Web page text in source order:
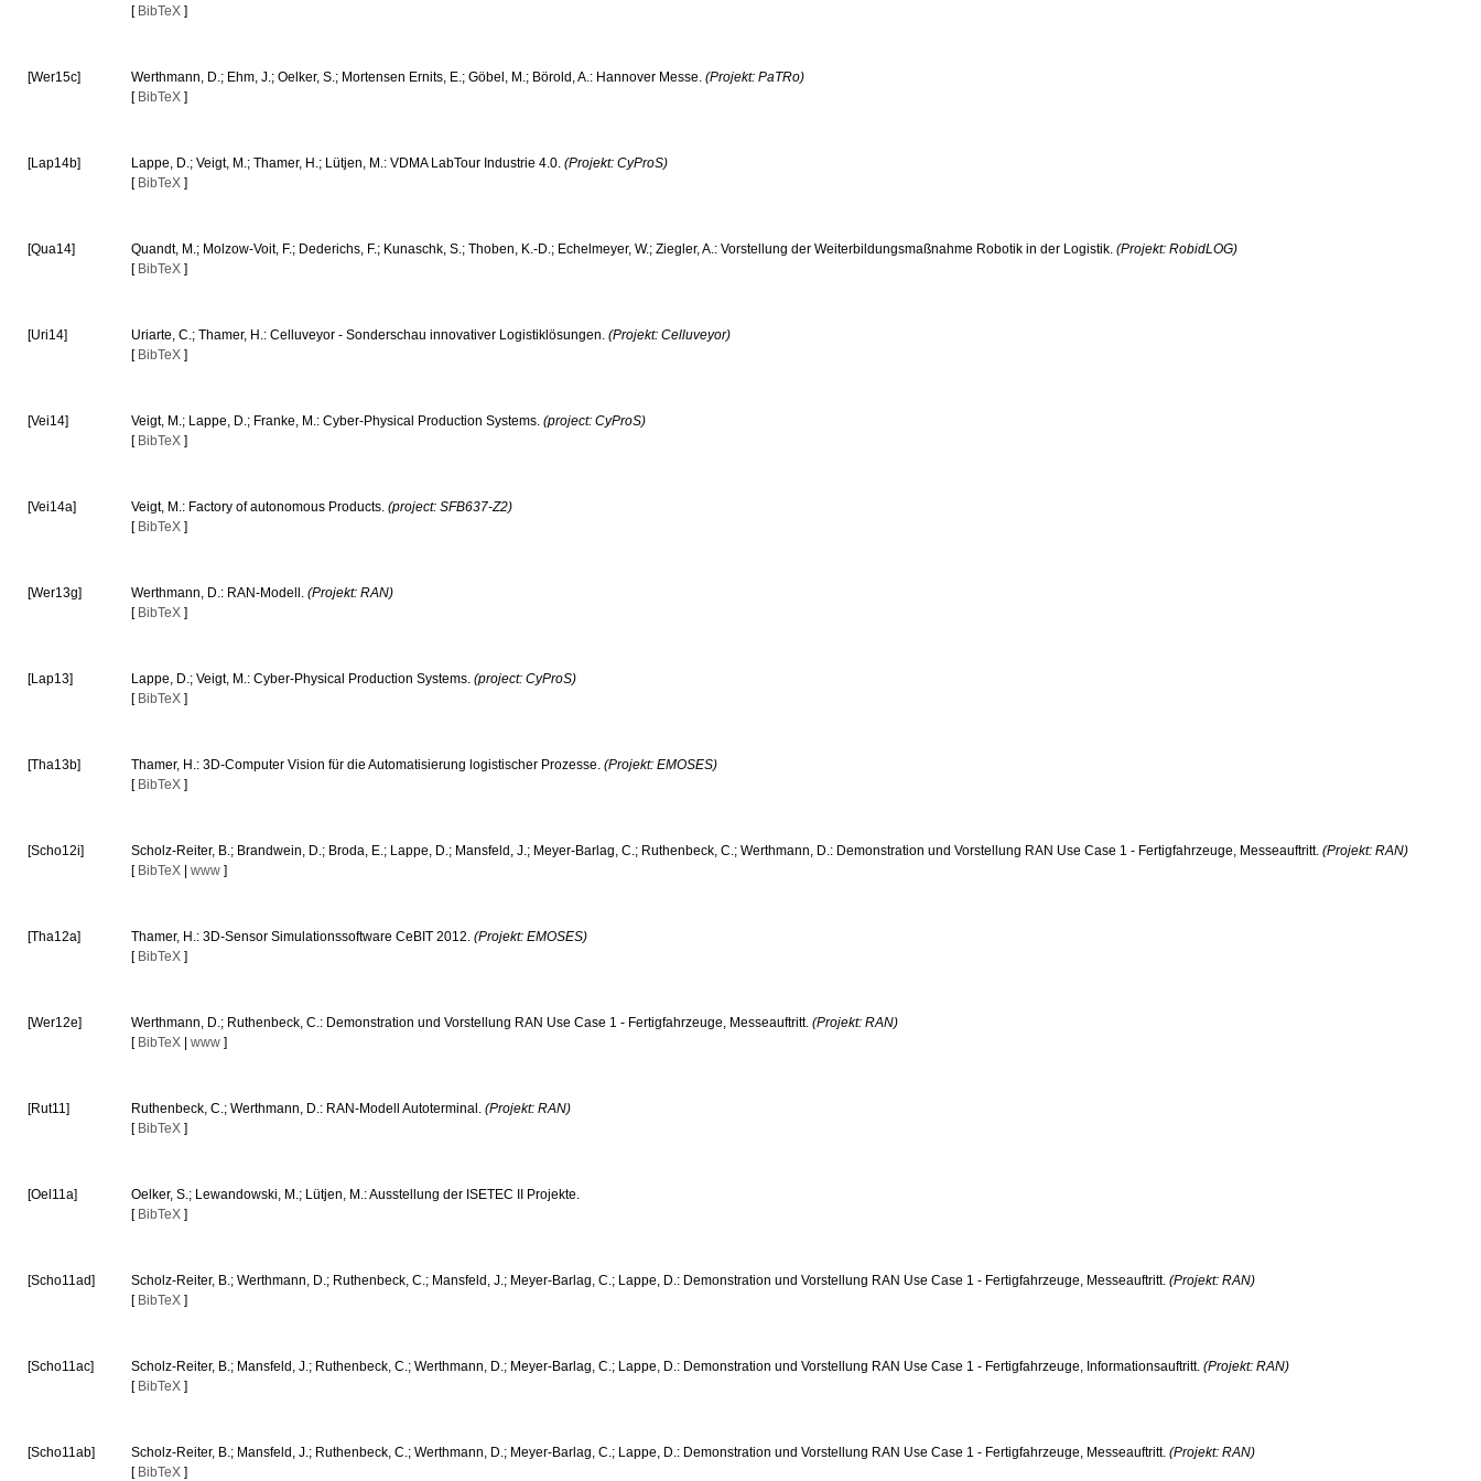
[ BibTeX ]
[Wer15c] Werthmann, D.; Ehm, J.; Oelker, S.; Mortensen Ernits, E.; Göbel, M.; Börold, A.: Hannover Messe.(Projekt: PaTRo)
[ BibTeX ]
[Lap14b] Lappe, D.; Veigt, M.; Thamer, H.; Lütjen, M.: VDMA LabTour Industrie 4.0.(Projekt: CyProS)
[ BibTeX ]
[Qua14] Quandt, M.; Molzow-Voit, F.; Dederichs, F.; Kunaschk, S.; Thoben, K.-D.; Echelmeyer, W.; Ziegler, A.: Vorstellung der Weiterbildungsmaßnahme Robotik in der Logistik.(Projekt: RobidLOG)
[ BibTeX ]
[Uri14] Uriarte, C.; Thamer, H.: Celluveyor - Sonderschau innovativer Logistiklösungen.(Projekt: Celluveyor)
[ BibTeX ]
[Vei14] Veigt, M.; Lappe, D.; Franke, M.: Cyber-Physical Production Systems.(project: CyProS)
[ BibTeX ]
[Vei14a] Veigt, M.: Factory of autonomous Products.(project: SFB637-Z2)
[ BibTeX ]
[Wer13g] Werthmann, D.: RAN-Modell.(Projekt: RAN)
[ BibTeX ]
[Lap13] Lappe, D.; Veigt, M.: Cyber-Physical Production Systems.(project: CyProS)
[ BibTeX ]
[Tha13b] Thamer, H.: 3D-Computer Vision für die Automatisierung logistischer Prozesse.(Projekt: EMOSES)
[ BibTeX ]
[Scho12i] Scholz-Reiter, B.; Brandwein, D.; Broda, E.; Lappe, D.; Mansfeld, J.; Meyer-Barlag, C.; Ruthenbeck, C.; Werthmann, D.: Demonstration und Vorstellung RAN Use Case 1 - Fertigfahrzeuge, Messeauftritt.(Projekt: RAN)
[ BibTeX |www ]
[Tha12a] Thamer, H.: 3D-Sensor Simulationssoftware CeBIT 2012.(Projekt: EMOSES)
[ BibTeX ]
[Wer12e] Werthmann, D.; Ruthenbeck, C.: Demonstration und Vorstellung RAN Use Case 1 - Fertigfahrzeuge, Messeauftritt.(Projekt: RAN)
[ BibTeX |www ]
[Rut11] Ruthenbeck, C.; Werthmann, D.: RAN-Modell Autoterminal.(Projekt: RAN)
[ BibTeX ]
[Oel11a]
Oelker, S.; Lewandowski, M.; Lütjen, M.: Ausstellung der ISETEC II Projekte.
[ BibTeX ]
[Scho11ad] Scholz-Reiter, B.; Werthmann, D.; Ruthenbeck, C.; Mansfeld, J.; Meyer-Barlag, C.; Lappe, D.: Demonstration und Vorstellung RAN Use Case 1 - Fertigfahrzeuge, Messeauftritt.(Projekt: RAN)
[ BibTeX ]
[Scho11ac] Scholz-Reiter, B.; Mansfeld, J.; Ruthenbeck, C.; Werthmann, D.; Meyer-Barlag, C.; Lappe, D.: Demonstration und Vorstellung RAN Use Case 1 - Fertigfahrzeuge, Informationsauftritt.(Projekt: RAN)
[ BibTeX ]
[Scho11ab] Scholz-Reiter, B.; Mansfeld, J.; Ruthenbeck, C.; Werthmann, D.; Meyer-Barlag, C.; Lappe, D.: Demonstration und Vorstellung RAN Use Case 1 - Fertigfahrzeuge, Messeauftritt.(Projekt: RAN)
[ BibTeX ]